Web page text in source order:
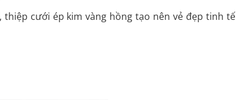
cưới ép kim vàng hồng tạo nên vẻ đẹp tinh tế